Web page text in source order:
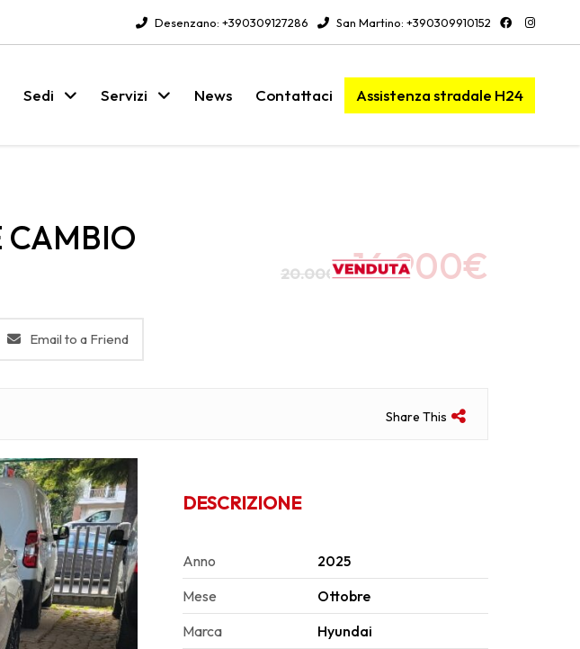
Desenzano: +390309127286 San Martino: +390309910152
Sedi Servizi News Contattaci Assistenza stradale H24
CAMBIO
20.000€ 16.900€
Email to a Friend
Share This
Anno
2025
Mese
Ottobre
Marca
Hyundai